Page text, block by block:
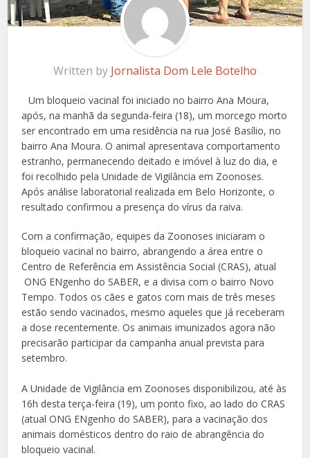
Written by Jornalista Dom Lele Botelho
Um bloqueio vacinal foi iniciado no bairro Ana Moura,
após, na manhã da segunda-feira (18), um morcego morto
ser encontrado em uma residência na rua José Basílio, no
bairro Ana Moura. O animal apresentava comportamento
estranho, permanecendo deitado e imóvel à luz do dia, e
foi recolhido pela Unidade de Vigilância em Zoonoses.
Após análise laboratorial realizada em Belo Horizonte, o
resultado confirmou a presença do vírus da raiva.
Com a confirmação, equipes da Zoonoses iniciaram o
bloqueio vacinal no bairro, abrangendo a área entre o
Centro de Referência em Assistência Social (CRAS), atual
ONG ENgenho do SABER, e a divisa com o bairro Novo
Tempo. Todos os cães e gatos com mais de três meses
estão sendo vacinados, mesmo aqueles que já receberam
a dose recentemente. Os animais imunizados agora não
precisarão participar da campanha anual prevista para
setembro.
A Unidade de Vigilância em Zoonoses disponibilizou, até às
16h desta terça-feira (19), um ponto fixo, ao lado do CRAS
(atual ONG ENgenho do SABER), para a vacinação dos
animais domésticos dentro do raio de abrangência do
bloqueio vacinal.